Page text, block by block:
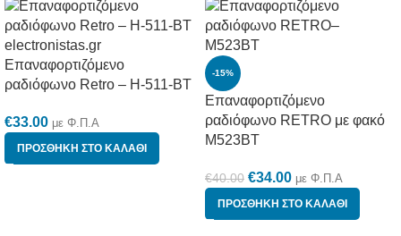
Επαναφορτιζόμενο
ραδιόφωνο Retro – H-511-BT
€33.00 με Φ.Π.Α
ΠΡΟΣΘΉΚΗ ΣΤΟ ΚΑΛΆΘΙ
-15%
Επαναφορτιζόμενο
ραδιόφωνο RETRO με φακό
M523BT
€40.00 €34.00 με Φ.Π.Α
ΠΡΟΣΘΉΚΗ ΣΤΟ ΚΑΛΆΘΙ